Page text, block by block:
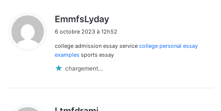
EmmfsLyday
t
:
6 octobre 2023 à 12h52
college admission essay service college personal essay
examples sports essay
chargement…